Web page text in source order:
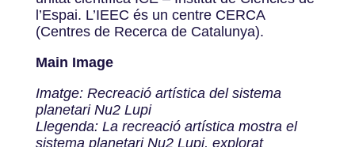
l’Espai. L’IEEC és un centre CERCA
(Centres de Recerca de Catalunya).
Main Image
Imatge: Recreació artística del sistema
planetari Nu2 Lupi
Llegenda: La recreació artística mostra el
sistema planetari Nu2 Lupi, explorat